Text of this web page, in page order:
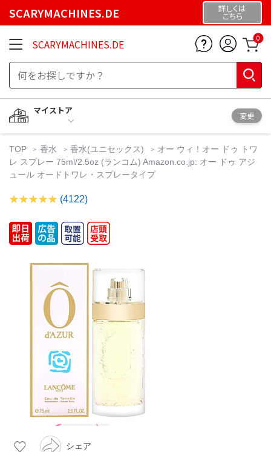
SCARYMACHINES.DE 詳しくは
こちら
SCARYMACHINES.DE 0
マイストア
変更
TOP 香水 香水(ユニセックス)
オー ウィ！オー ドゥ トワ
レ スプレー 75ml/2.5oz (ランコム) Amazon.co.jp: オー ドゥ アジ
ュール オードトワレ・スプレータイプ
(4122)
シェア